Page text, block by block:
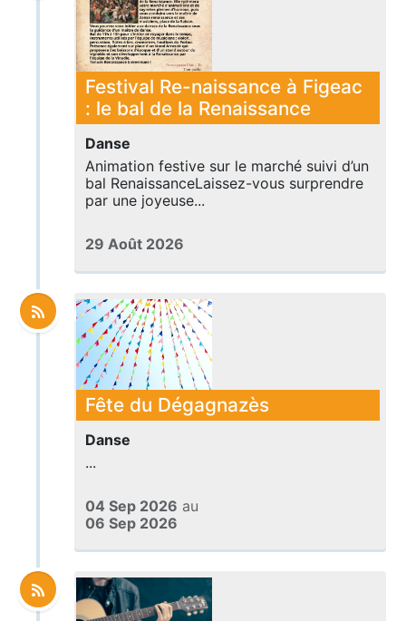
Festival Re-naissance à Figeac
: le bal de la Renaissance
Danse
Animation festive sur le marché suivi d’un
bal RenaissanceLaissez-vous surprendre
par une joyeuse...
29 Août 2026
Fête du Dégagnazès
Danse
...
04 Sep 2026 au
06 Sep 2026